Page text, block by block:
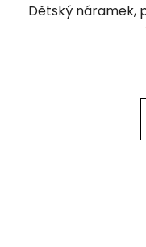
Dětský náramek,